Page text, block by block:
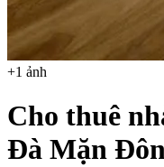
+1 ảnh
Cho thuê
Đà Mặn